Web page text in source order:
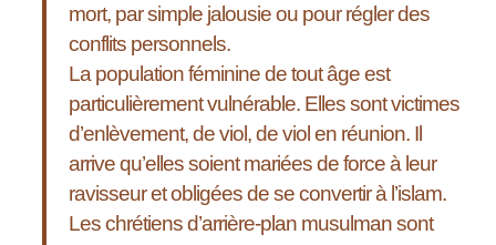
mort, par simple jalousie ou pour régler des
conflits personnels.
La population féminine de tout âge est
particulièrement vulnérable. Elles sont victimes
d’enlèvement, de viol, de viol en réunion. Il
arrive qu’elles soient mariées de force à leur
ravisseur et obligées de se convertir à l’islam.
Les chrétiens d’arrière-plan musulman sont